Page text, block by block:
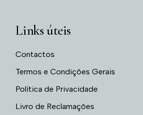
Links úteis
Contactos
Termos e Condições Gerais
Política de Privacidade
Livro de Reclamações